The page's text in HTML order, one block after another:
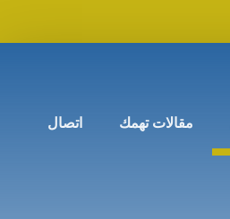
مقالات تهمك اتصال